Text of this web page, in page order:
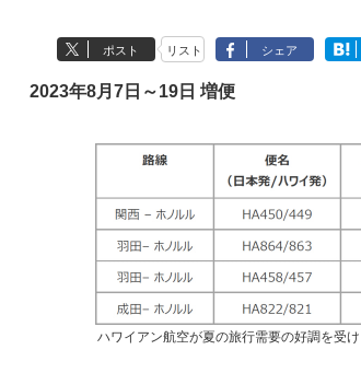
ポスト リスト シェア
2023年8月7日～19日 増便
ハワイアン航空が夏の旅行需要の好調を受